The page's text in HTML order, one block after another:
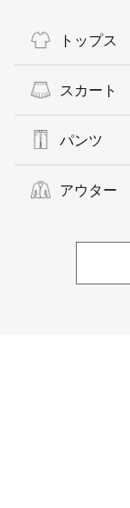
トップス
スカート
パンツ
アウター